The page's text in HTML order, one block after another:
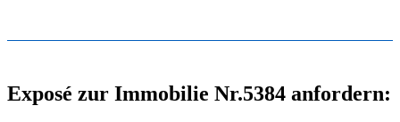
Exposé zur Immobilie Nr.5384 anfordern: